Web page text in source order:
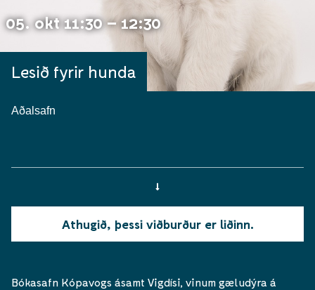
05. okt 11:30 – 12:30
Lesið fyrir hunda
Aðalsafn
Athugið, þessi viðburður er liðinn.
Bókasafn Kópavogs ásamt Vigdísi, vinum gæludýra á